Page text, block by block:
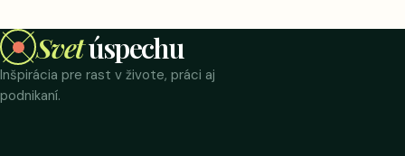
Svetúspechu
Inšpirácia pre rast v živote, práci aj
podnikaní.